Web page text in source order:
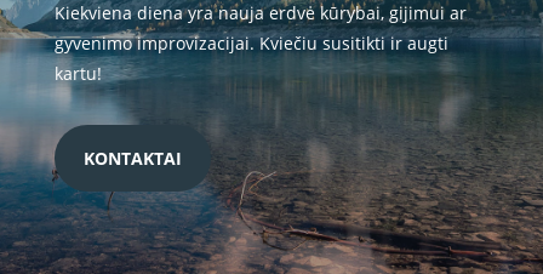
Kiekviena diena yra nauja erdvė kūrybai, gijimui ar
gyvenimo improvizacijai. Kviečiu susitikti ir augti
kartu!
KONTAKTAI